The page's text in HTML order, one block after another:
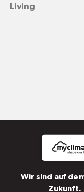
Living
Wir sind auf
Zukunft.